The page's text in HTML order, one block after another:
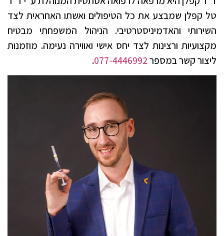
טל קפלן שמבצע את כל הטיפולים ואשתו האחראית לצד
השירותי והאדמיניסטרטיבי. הניהול המשפחתי מבטיח
מקצועיות ורצינות לצד יחס אישי ואווירה נעימה. מוזמנות
ליצור קשר במספר077-4446992
.